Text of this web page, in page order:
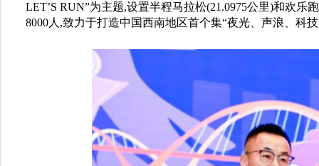
LET’S RUN”为主题,设置半程马拉松(21.0975公里)和欢
8000人,致力于打造中国西南地区首个集“夜光、声浪、科